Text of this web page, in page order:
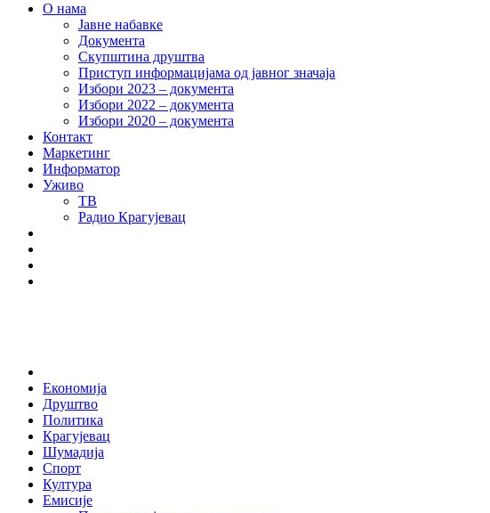
О нама
Јавне набавке
Документа
Скупштина друштва
Приступ информацијама од јавног значаја
Избори 2023 – документа
Избори 2022 – документа
Избори 2020 – документа
Контакт
Маркетинг
Информатор
Уживо
ТВ
Радио Крагујевац
Економија
Друштво
Политика
Крагујевац
Шумадија
Спорт
Култура
Емисије